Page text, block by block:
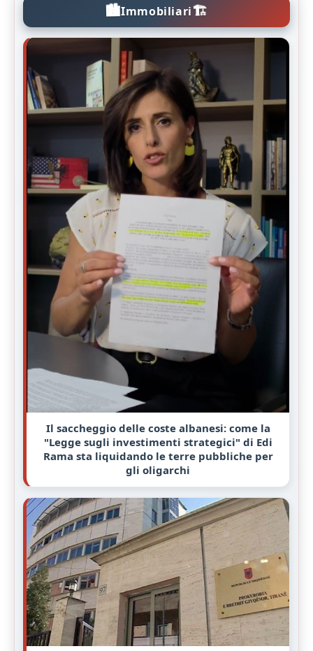
🏙️Immobiliari🏗️
Il saccheggio delle coste albanesi: come la
"Legge sugli investimenti strategici" di Edi
Rama sta liquidando le terre pubbliche per
gli oligarchi